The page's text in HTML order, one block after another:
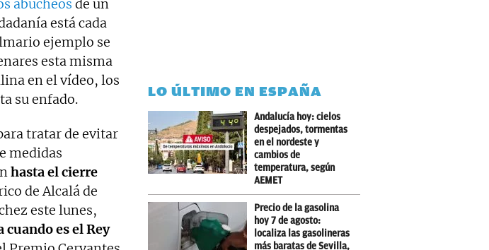
abucheos de un
está cada
ejemplo se
esta misma
en el vídeo, los
su enfado.
tratar de evitar
medidas
hasta el cierre
de Alcalá de
este lunes,
cuando es el Rey
LO ÚLTIMO EN ESPAÑA
Andalucía hoy: cielos
despejados, tormentas
en el nordeste y
cambios de
temperatura, según
AEMET
Precio de la gasolina
hoy 7 de agosto:
localiza las gasolineras
más baratas de Sevilla,